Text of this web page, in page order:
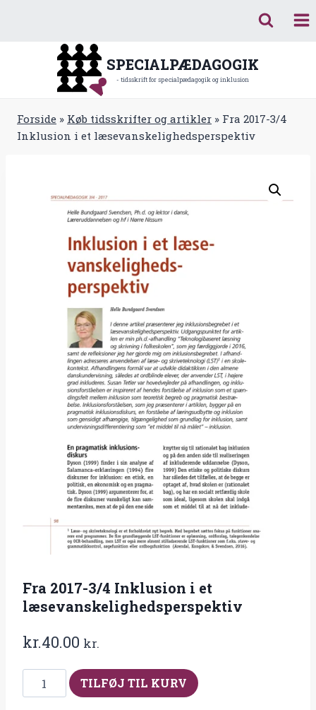
SPECIALPÆDAGOGIK
- tidsskrift for specialpædagogik og inklusion
Forside » Køb tidsskrifter og artikler » Fra 2017-3/4
Inklusion i et læsevanskelighedsperspektiv
Fra 2017-3/4 Inklusion i et
læsevanskelighedsperspektiv
kr.40.00 kr.
2017-
TILFØJ TIL KURV